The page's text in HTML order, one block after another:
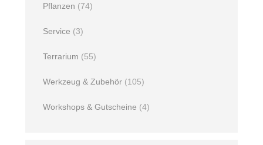
Pflanzen (74)
Service (3)
Terrarium (55)
Werkzeug & Zubehör (105)
Workshops & Gutscheine (4)